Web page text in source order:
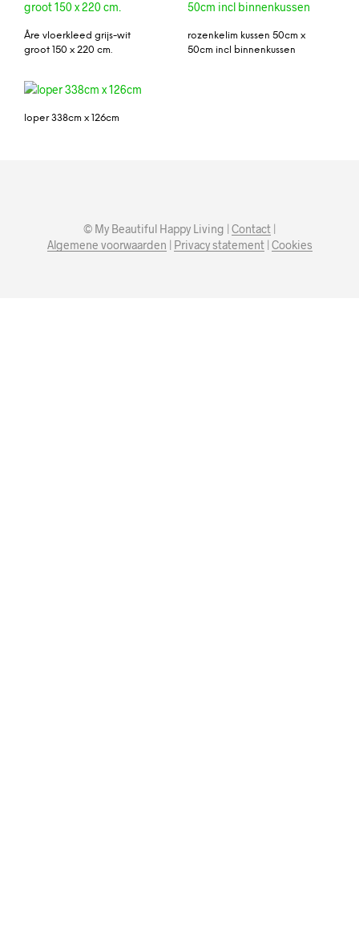
Åre vloerkleed grijs-wit
groot 150 x 220 cm.
rozenkelim kussen 50cm x
50cm incl binnenkussen
loper 338cm x 126cm
© My Beautiful Happy Living | Contact |
Algemene voorwaarden | Privacy statement| Cookies